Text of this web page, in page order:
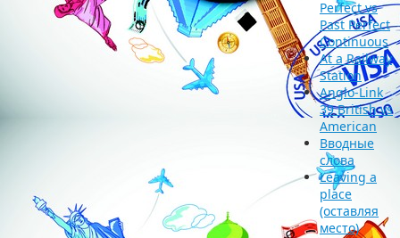
Perfect vs
Past Perfect
Continuous
At a Railway
Station
Anglo-Link
39 British vs
American
Вводные
слова
Leaving a
place
(оставляя
место)